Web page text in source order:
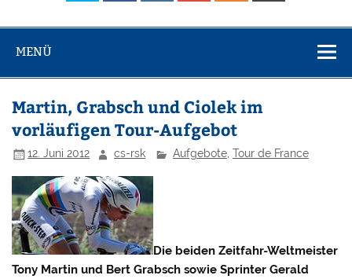
MENÜ
Martin, Grabsch und Ciolek im
vorläufigen Tour-Aufgebot
12. Juni 2012 cs-rsk Aufgebote, Tour de France
Die beiden Zeitfahr-Weltmeister
Tony Martin und Bert Grabsch sowie Sprinter Gerald